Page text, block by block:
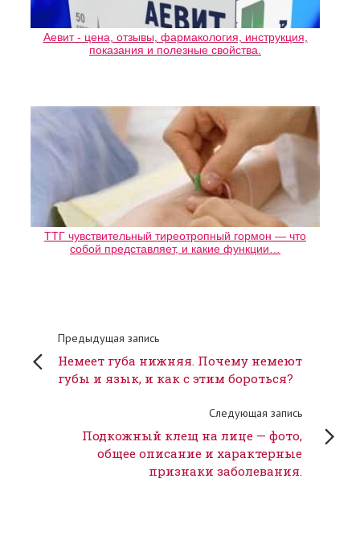
Аевит - цена, отзывы, фармакология, инструкция,
показания и полезные свойства.
ТТГ чувствительный тиреотропный гормон — что
собой представляет, и какие функции…
Предыдущая запись
Немеет губа нижняя. Почему немеют
губы и язык, и как с этим бороться?
Следующая запись
Подкожный клещ на лице — фото,
общее описание и характерные
признаки заболевания.